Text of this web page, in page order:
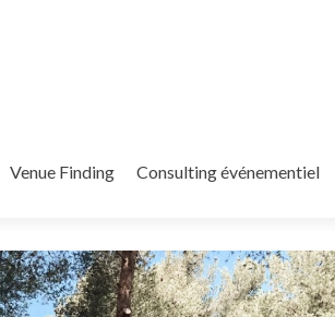
Venue Finding Consulting événementiel